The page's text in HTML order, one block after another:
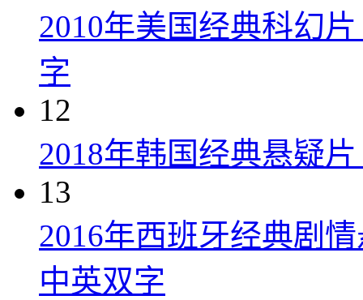
2010年美国经典科幻
字
12
2018年韩国经典悬疑
13
2016年西班牙经典剧
中英双字